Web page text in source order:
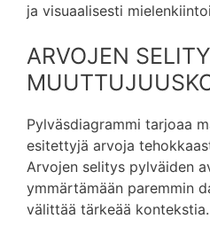
ja visuaalisesti
ARVOJEN
Pylväsdiagrammi tarjoaa
esitettyjä arvoja
Arvojen selitys pylväiden
ymmärtämään paremmin
välittää tärkeää kontekstia.